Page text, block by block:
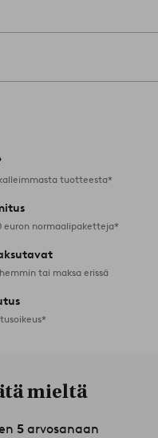
tuotteesta*
euron normaalipaketteja*
tai maksa erissä
mieltä
5 arvosanaan